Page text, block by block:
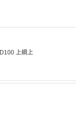
D100 上綱上